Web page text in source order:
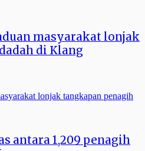
masyarakat lonjak
di Klang
antara 1,209 penagih